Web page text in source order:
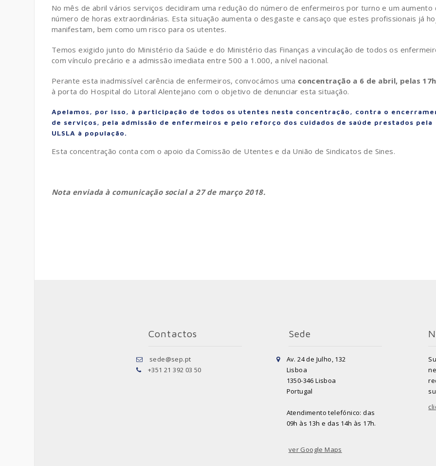
No mês de abril vários serviços decidiram uma redução do número de enfermeiros por turno e um aumento
número de horas extraordinárias. Esta situação aumenta o desgaste e cansaço que estes profissionais já
manifestam, bem como um risco para os utentes.
Temos exigido junto do Ministério da Saúde e do Ministério das Finanças a vinculação de todos os
com vínculo precário e a admissão imediata entre 500 a 1.000, a nível nacional.
Perante esta inadmissível carência de enfermeiros, convocámos uma concentração a 6 de abril, pelas
à porta do Hospital do Litoral Alentejano com o objetivo de denunciar esta situação.
Apelamos, por isso, à participação de todos os utentes nesta concentração, contra o
de serviços, pela admissão de enfermeiros e pelo reforço dos cuidados de saúde prestados pela
ULSLA à população.
Esta concentração conta com o apoio da Comissão de Utentes e da União de Sindicatos de Sines.
Nota enviada à comunicação social a 27 de março 2018.
Contactos
sede@sep.pt
+351 21 392 03 50
Sede
Av. 24 de Julho, 132
Lisboa
1350-346 Lisboa
Portugal
Atendimento telefónico: das
09h às 13h e das 14h às 17h.
ver Google Maps